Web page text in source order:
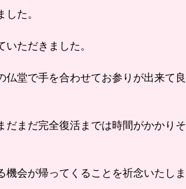
た。
ただきました。
堂で手を合わせてお参りが出来て良
だまだ完全復活までは時間がかかりそ
会が帰ってくることを祈念いたしま